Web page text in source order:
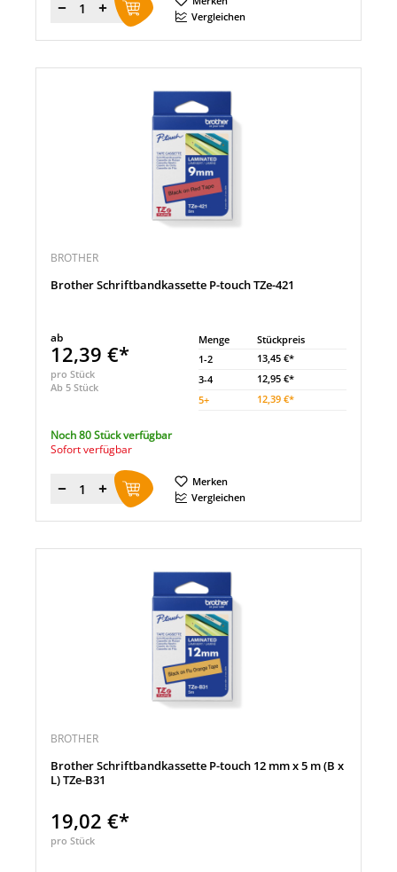
Menge
Vergleichen
BROTHER
Brother Schriftbandkassette P-touch TZe-421
ab
12,39 €*
pro Stück
Ab 5 Stück
Menge
Stückpreis
1-2
13,45 €*
3-4
12,95 €*
5+ 12,39 €*
Noch 80 Stück verfügbar
Sofort verfügbar
Menge
Merken
Vergleichen
BROTHER
Brother Schriftbandkassette P-touch 12 mm x 5 m (B x
L) TZe-B31
19,02 €*
pro Stück